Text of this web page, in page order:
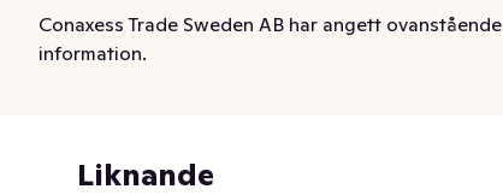
Conaxess Trade Sweden AB har angett ovanstående
information.
Liknande